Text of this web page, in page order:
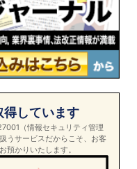
得しています
（情報セキュリティ管理
うサービスだからこそ、お客
預かりいたします。